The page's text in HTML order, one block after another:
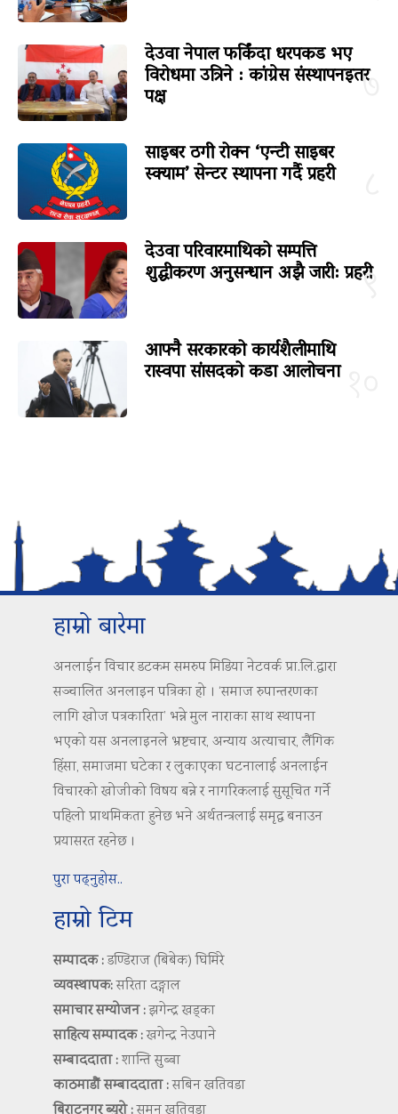
७
देउवा नेपाल फर्किंदा धरपकड भए
विरोधमा उत्रिने : कांग्रेस संस्थापनइतर
पक्ष
साइबर ठगी रोक्न ‘एन्टी साइबर
स्क्याम’ सेन्टर स्थापना गर्दै प्रहरी
९
देउवा परिवारमाथिको सम्पत्ति
शुद्धीकरण अनुसन्धान अझै जारी: प्रहरी
आफ्नै सरकारको कार्यशैलीमाथि
रास्वपा सांसदको कडा आलोचना
हाम्रो बारेमा
अनलाईन विचार डटकम समरुप मिडिया नेटवर्क प्रा.लि.द्वारा
सञ्चालित अनलाइन पत्रिका हो । ‘समाज रुपान्तरणका
लागि खोज पत्रकारिता’ भन्ने मुल नाराका साथ स्थापना
भएको यस अनलाइनले भ्रष्टचार, अन्याय अत्याचार, लैंगिक
हिंसा, समाजमा घटेका र लुकाएका घटनालाई अनलाईन
विचारको खोजीको विषय बन्ने र नागरिकलाई सुसूचित गर्ने
पहिलो प्राथमिकता हुनेछ भने अर्थतन्त्रलाई समृद्ध बनाउन
प्रयासरत रहनेछ ।
पुरा पढ्नुहोस..
हाम्रो टिम
सम्पादक :डण्डिराज (बिबेक) घिमिरे
व्यवस्थापक:सरिता दङ्गाल
समाचार सम्योजन :झगेन्द्र खड्का
साहित्य सम्पादक :खगेन्द्र नेउपाने
सम्बाददाता :शान्ति सुब्बा
काठमाडौं सम्बाददाता :सबिन खतिवडा